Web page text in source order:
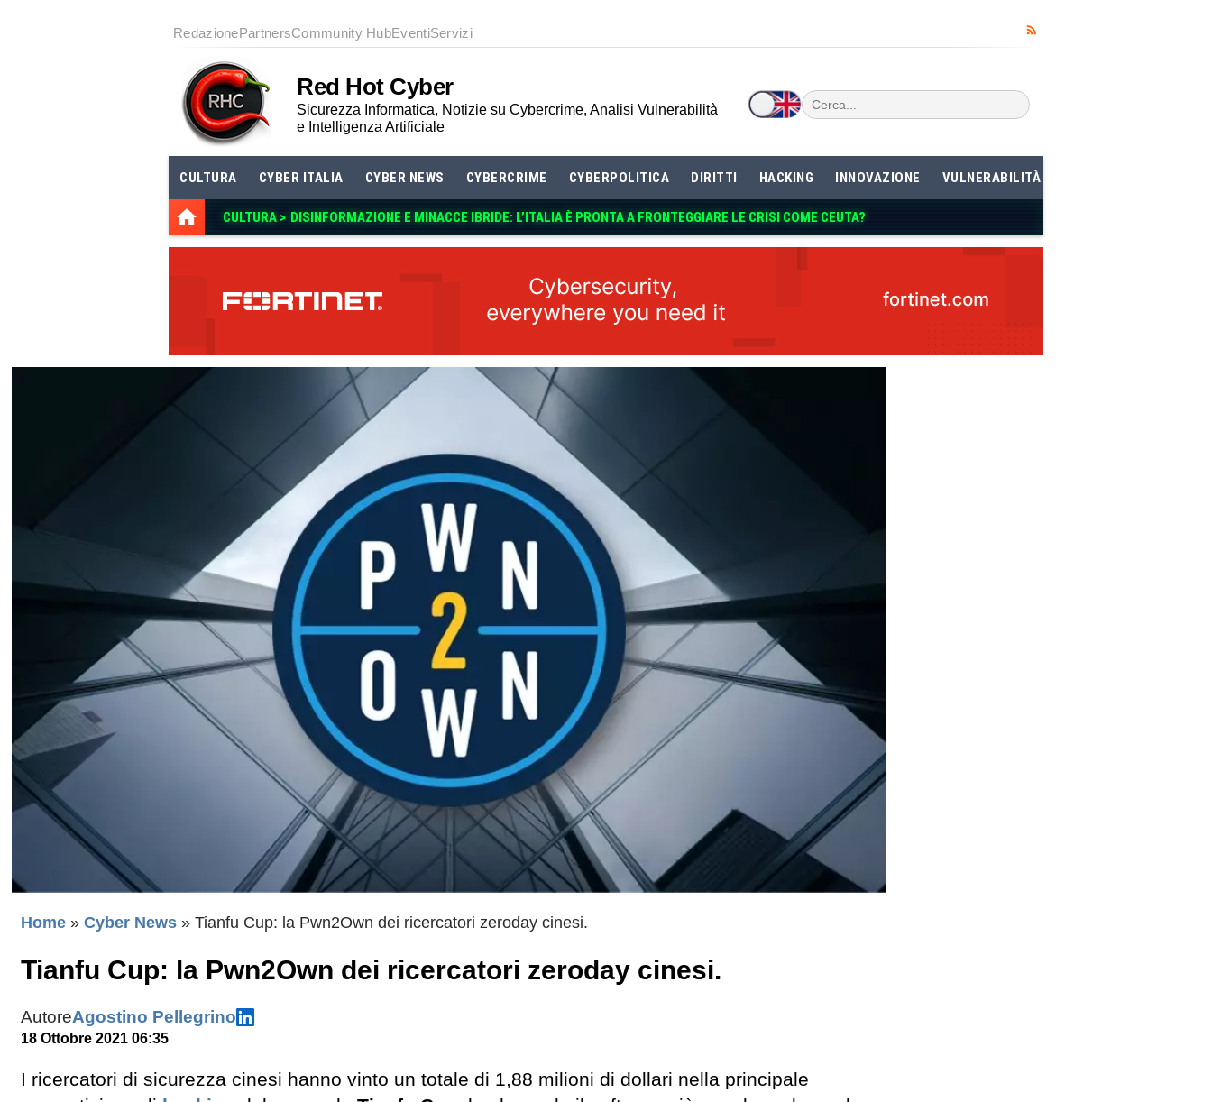
RedazionePartnersCommunity HubEventiServizi
Red Hot Cyber
Sicurezza Informatica, Notizie su Cybercrime, Analisi Vulnerabilità
e Intelligenza Artificiale
CULTURA CYBER ITALIA CYBER NEWS CYBERCRIME CYBERPOLITICA DIRITTI HACKING INNOVAZIONE VULNERABILITÀ
CULTURA > DISINFORMAZIONE E MINACCE IBRIDE: L’ITALIA
Home » Cyber News » Tianfu Cup: la Pwn2Own dei ricercatori zeroday cinesi.
Tianfu Cup: la Pwn2Own dei ricercatori zeroday cinesi.
AutoreAgostino Pellegrino
18 Ottobre 2021 06:35
I ricercatori di sicurezza cinesi hanno vinto un totale di 1,88 milioni di dollari nella principale